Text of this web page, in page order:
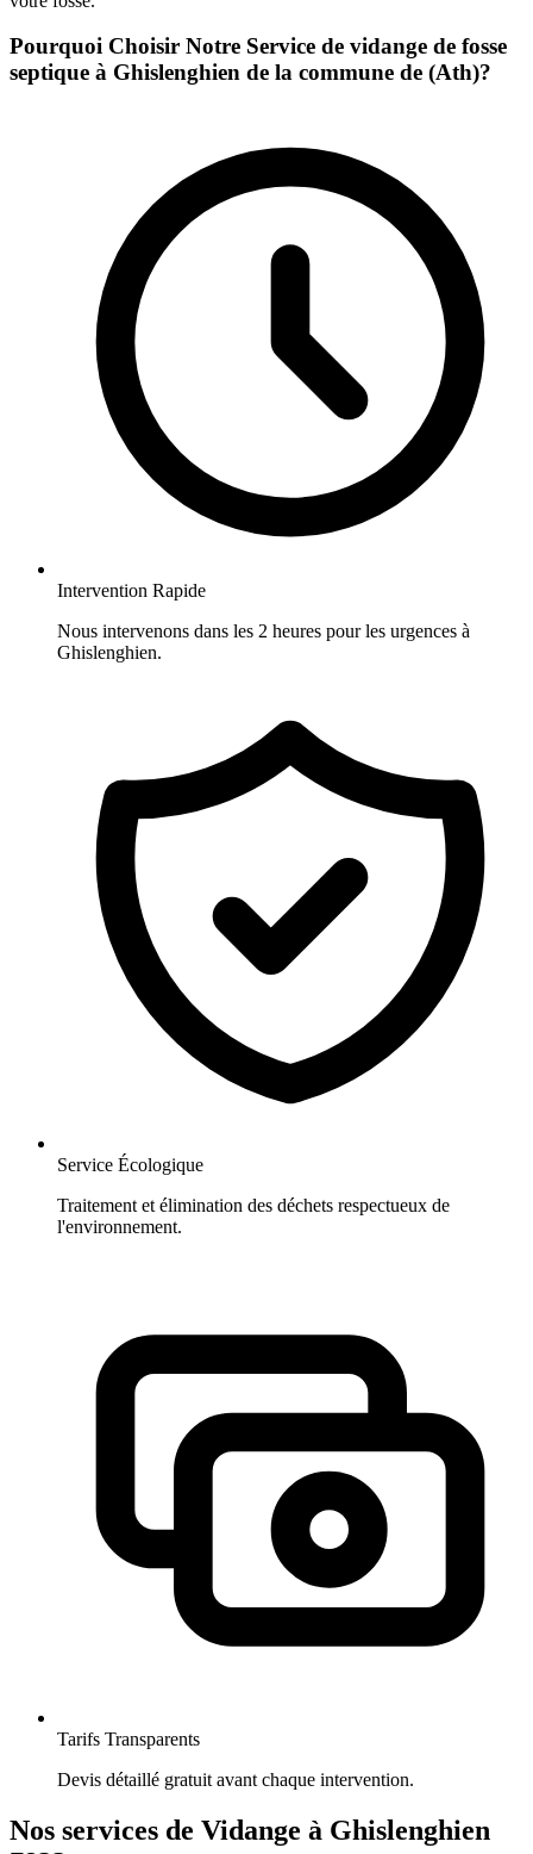
Pourquoi Choisir Notre Service de vidange de fosse
septique à Ghislenghien de la commune de (Ath)?
Intervention Rapide
Nous intervenons dans les 2 heures pour les urgences à
Ghislenghien.
Service Écologique
Traitement et élimination des déchets respectueux de
l'environnement.
Tarifs Transparents
Devis détaillé gratuit avant chaque intervention.
Nos services de Vidange à Ghislenghien